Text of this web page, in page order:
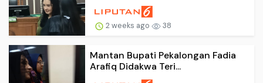
2 weeks ago 38
Mantan Bupati Pekalongan Fadia
Arafiq Didakwa Teri...